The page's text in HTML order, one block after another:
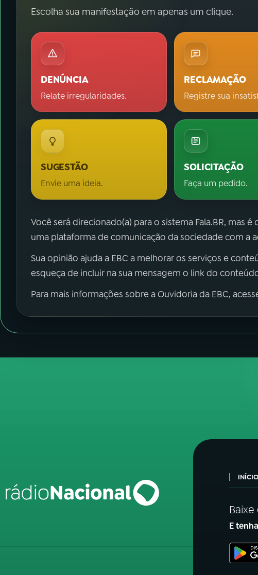
Escolha sua manifestação em apenas um clique.
DENÚNCIA
Relate irregularidades.
RECLAMAÇÃO
Registre sua
SUGESTÃO
Envie uma ideia.
SOLICITAÇÃO
Faça um pedido.
Você será direcionado(a) para o sistema Fala.BR, mas
uma plataforma de comunicação da sociedade com a
Sua opinião ajuda a EBC a melhorar os serviços e
esqueça de incluir na sua mensagem o link do
Para mais informações sobre a Ouvidoria da EBC,
INÍCIO
E